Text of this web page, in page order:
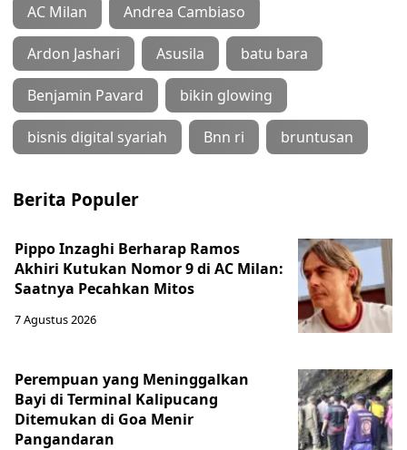
AC Milan Andrea Cambiaso
Ardon Jashari Asusila batu bara
Benjamin Pavard bikin glowing
bisnis digital syariah Bnn ri bruntusan
Berita Populer
Pippo Inzaghi Berharap Ramos
Akhiri Kutukan Nomor 9 di AC Milan:
Saatnya Pecahkan Mitos
7 Agustus 2026
Perempuan yang Meninggalkan
Bayi di Terminal Kalipucang
Ditemukan di Goa Menir
Pangandaran